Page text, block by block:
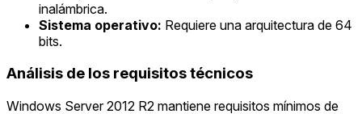
inalámbrica.
Sistema operativo: Requiere una arquitectura de 64
bits.
Análisis de los requisitos técnicos
Windows Server 2012 R2 mantiene requisitos mínimos de